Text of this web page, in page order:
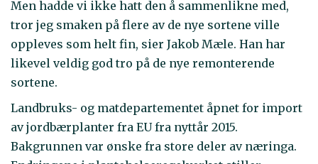
Men hadde vi ikke hatt den å sammenlikne med,
tror jeg smaken på flere av de nye sortene ville
oppleves som helt fin, sier Jakob Mæle. Han har
likevel veldig god tro på de nye remonterende
sortene.
Landbruks- og matdepartementet åpnet for import
av jordbærplanter fra EU fra nyttår 2015.
Bakgrunnen var ønske fra store deler av næringa.